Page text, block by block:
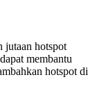
jutaan hotspot
membantu
hotspot di